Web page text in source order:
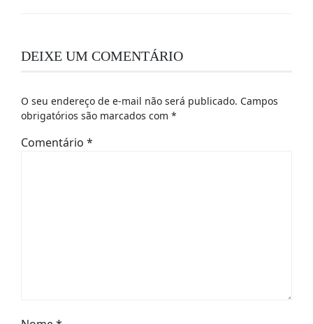
DEIXE UM COMENTÁRIO
O seu endereço de e-mail não será publicado. Campos
obrigatórios são marcados com *
Comentário *